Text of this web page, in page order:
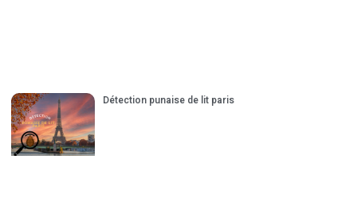
Détection punaise de lit paris